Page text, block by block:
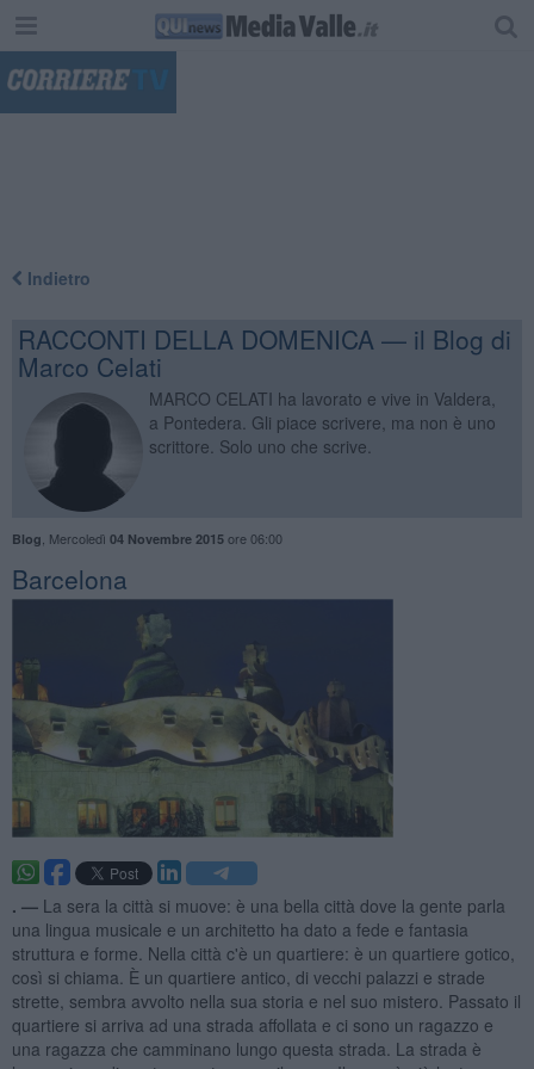
Indietro
RACCONTI DELLA DOMENICA — il Blog di
Marco Celati
MARCO CELATI ha lavorato e vive in Valdera,
a Pontedera. Gli piace scrivere, ma non è uno
scrittore. Solo uno che scrive.
Blog Mercoledì 04 Novembre 2015ore 06:00
Barcelona
. — La sera la città si muove: è una bella città dove la gente parla
una lingua musicale e un architetto ha dato a fede e fantasia
struttura e forme. Nella città c'è un quartiere: è un quartiere gotico,
così si chiama. È un quartiere antico, di vecchi palazzi e strade
strette, sembra avvolto nella sua storia e nel suo mistero. Passato il
quartiere si arriva ad una strada affollata e ci sono un ragazzo e
una ragazza che camminano lungo questa strada. La strada è